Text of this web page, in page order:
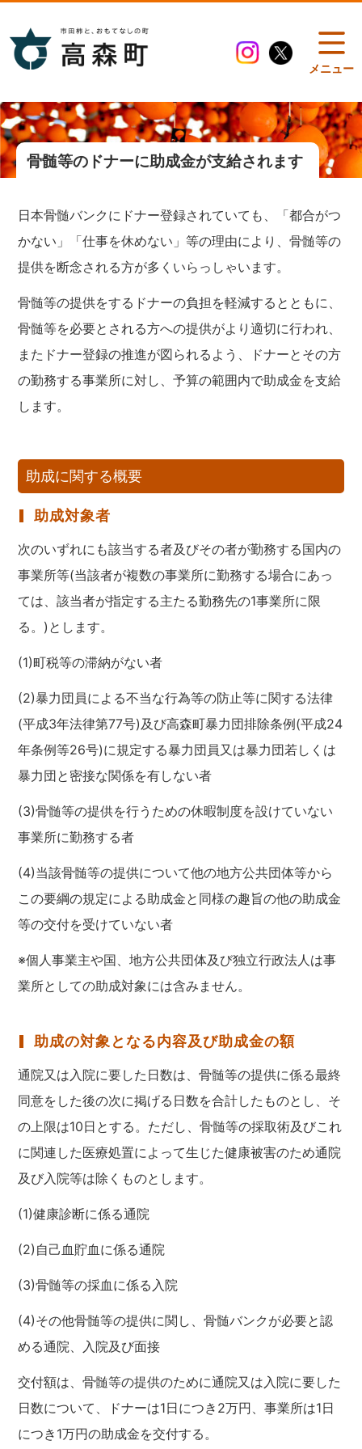
メニュー
骨髄等のドナーに助成金が支給されます
日本骨髄バンクにドナー登録されていても、「都合がつ
かない」「仕事を休めない」等の理由により、骨髄等の
提供を断念される方が多くいらっしゃいます。
骨髄等の提供をするドナーの負担を軽減するとともに、
骨髄等を必要とされる方への提供がより適切に行われ、
またドナー登録の推進が図られるよう、ドナーとその方
の勤務する事業所に対し、予算の範囲内で助成金を支給
します。
助成に関する概要
助成対象者
次のいずれにも該当する者及びその者が勤務する国内の
事業所等(当該者が複数の事業所に勤務する場合にあっ
ては、該当者が指定する主たる勤務先の1事業所に限
る。)とします。
(1)町税等の滞納がない者
(2)暴力団員による不当な行為等の防止等に関する法律
(平成3年法律第77号)及び高森町暴力団排除条例(平成24
年条例等26号)に規定する暴力団員又は暴力団若しくは
暴力団と密接な関係を有しない者
(3)骨髄等の提供を行うための休暇制度を設けていない
事業所に勤務する者
(4)当該骨髄等の提供について他の地方公共団体等から
この要綱の規定による助成金と同様の趣旨の他の助成金
等の交付を受けていない者
※個人事業主や国、地方公共団体及び独立行政法人は事
業所としての助成対象には含みません。
助成の対象となる内容及び助成金の額
通院又は入院に要した日数は、骨髄等の提供に係る最終
同意をした後の次に掲げる日数を合計したものとし、そ
の上限は10日とする。ただし、骨髄等の採取術及びこれ
に関連した医療処置によって生じた健康被害のため通院
及び入院等は除くものとします。
(1)健康診断に係る通院
(2)自己血貯血に係る通院
(3)骨髄等の採血に係る入院
(4)その他骨髄等の提供に関し、骨髄バンクが必要と認
める通院、入院及び面接
交付額は、骨髄等の提供のために通院又は入院に要した
日数について、ドナーは1日につき2万円、事業所は1日
につき1万円の助成金を交付する。